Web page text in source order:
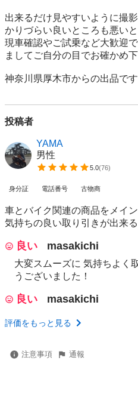
出来るだけ見やすいように撮
かりづらい良いところも悪い
現車確認やご試乗など大歓迎
ましてご自分の目でお確かめ下
神奈川県厚木市からの出品です
投稿者
YAMA
男性
5.0(76)
身分証 電話番号 古物商
車とバイク関連の商品をメイ
気持ちの良い取り引きが出来
良い masakichi
大変スムーズに 気持ちよく
うございました！
良い masakichi
評価をもっと見る
注意事項 通報